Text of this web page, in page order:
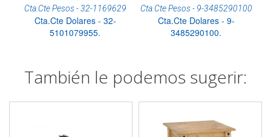
Cta.Cte Pesos - 32-1169629
Cta.Cte Dolares - 32-
5101079955.
Cta.Cte Pesos - 9-3485290100
Cta.Cte Dolares - 9-
3485290100.
También le podemos sugerir: